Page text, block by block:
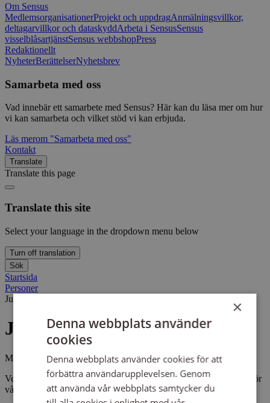
Om Sensus
MedlemsorganisationerProjekt och uppdragAnmälningsvillkor,
deltagarvillkor och dataskyddArbeta i SensusSensus
visselblåsartjänstSensus webbshopPress
Redaktionellt
NyheterBerättelserNyhetsbrev
Samarbeta med oss
Vad innebär ett samarbete med Sensus? Här kan du läsa mer om hur
vi kan samarbeta och vilket stöd vi kan erbjuda.
Läs merom "Samarbeta med oss"
Kontakt
Translate
Translate this page
Translate this site
Select your language in the dropdown menu below
Turn off translation
Sök
Startsida
Personer
Justina Lakin
Justina Lakin
Musikhusansvarig och Verksamhetsutvecklare
Verksamhetsutvecklare inom musik & studio. Musikhusansvarig för
vårt musikhus i Sollentuna, Annorlunda Musikskola.
×
Denna webbplats använder
cookies
Denna webbplats använder cookies för att
förbättra användarupplevelsen. Genom
att använda vår webbplats samtycker du